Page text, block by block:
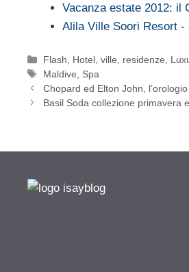
Vacanza estate 2012: il
Alila Ville Soori Resort -
Categorie
Flash Hotel, ville, residenze
Tag
Maldive
Spa
Chopard ed Elton John,
Basil Soda collezione primavera